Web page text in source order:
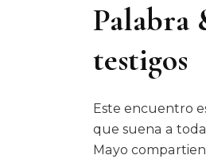
Palabra
testigos
Este encuentro
que suena a
Mayo